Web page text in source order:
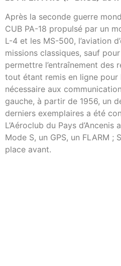
Après la seconde guerre
CUB PA-18 propulsé par un
L-4 et les MS-500, l’aviation
missions classiques, sauf
permettre l’entraînement des
tout étant remis en ligne pour
nécessaire aux
gauche, à partir de 1956, un
derniers exemplaires a été
L’Aéroclub du Pays
Mode S, un GPS, un FLARM ;
place avant.